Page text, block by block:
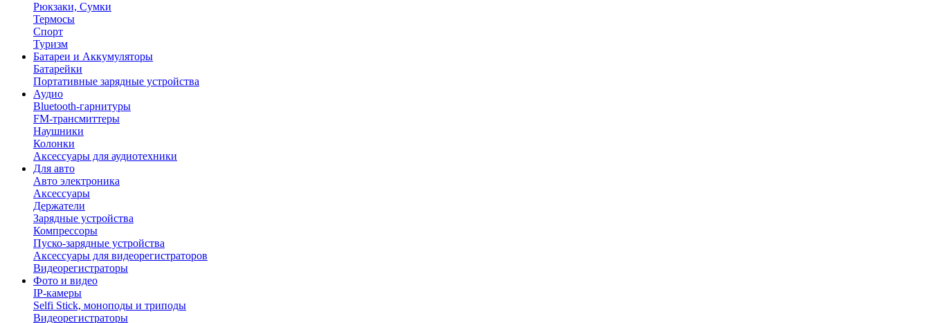
Рюкзаки, Сумки
Термосы
Спорт
Туризм
Батареи и Аккумуляторы
Батарейки
Портативные зарядные устройства
Аудио
Bluetooth-гарнитуры
FM-трансмиттеры
Наушники
Колонки
Аксессуары для аудиотехники
Для авто
Авто электроника
Аксессуары
Держатели
Зарядные устройства
Компрессоры
Пуско-зарядные устройства
Аксессуары для видеорегистраторов
Видеорегистраторы
Фото и видео
IP-камеры
Selfi Stick, моноподы и триподы
Видеорегистраторы